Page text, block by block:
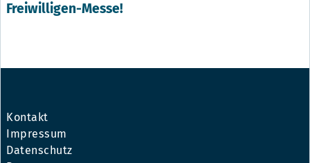
Freiwilligen-Messe!
Kontakt
Impressum
Datenschutz